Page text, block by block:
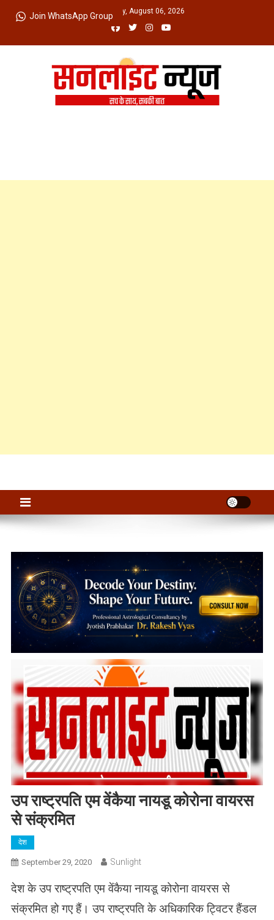
Thursday, August 06, 2026
उप राष्ट्रपति एम वेंकैया नायडू कोरोना वायरस
से संक्रमित
देश
September 29, 2020 Sunlight
देश के उप राष्ट्रपति एम वेंकैया नायडू कोरोना वायरस से
संक्रमित हो गए हैं। उप राष्ट्रपति के अधिकारिक ट्विटर हैंडल
Join WhatsApp Group